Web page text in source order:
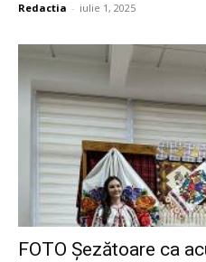
Redactia - iulie 1, 2025
FOTO Șezătoare ca